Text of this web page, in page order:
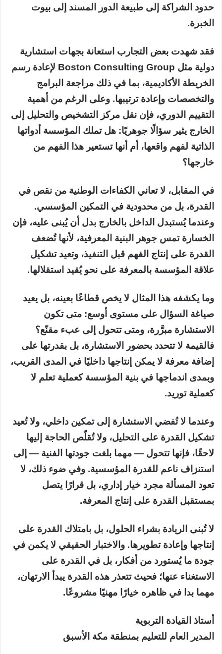
حدود الشراكة إلى طبيعة الدور المسند إلى بيوت
الخبرة.
فقد شهدت بعض التجارب استعانة بجهات استشارية
دولية مثل Boston Consulting Group لإعادة رسم
الخريطة الأكاديمية، بما في ذلك مراجعة البرامج
والتخصصات وإعادة ترتيبها. وعلى الرغم من أهمية
التقييم الدوري، فإن نقل مركز التشخيص والتحليل إلى
الخارج يثير سؤالًا جوهريًا: هل تملك المؤسسة أدواتها
الذاتية لفهم واقعها، أم أنها تستعير هذا الفهم من
خارجها؟
في المقابل، لا تعاني الكفاءات الوطنية من نقص في
القدرة، بل من محدودية في التمكين المؤسسي.
وعندما يُستبدل الداخل بالخارج بدل أن يُبنى عليه، فإن
الخسارة تمس جوهر البنية المعرفية، لأنها تُضعف
القدرة على إنتاج الفهم قبل التنفيذ، وتعيد تشكيل
علاقة المؤسسة بالمعرفة على نحو يُقيد استقلالها.
وما يكشفه هذا المثال لا يخص قطاعًا بعينه، بل يعيد
صياغة السؤال على مستوى أوسع: متى تكون
الاستشارة مبرَّرة، ومتى تتحول إلى عبء مقنّع؟
فالقيمة لا تتحدد بحضور الاستشارة، بل بقدرتها على
إضافة معرفة لا يمكن إنتاجها داخليًا في المدى القريب،
وبمدى اندماجها في بنية المؤسسة كعملية تعلم لا
كعملية توريد.
وعندما لا تُفضي الاستشارة إلى تمكين داخلي، ولا تُعيد
تشكيل القدرة على التحليل، ولا تُقلّص الحاجة إليها
لاحقًا، فإنها تتحول — مهما بلغت جودتها الفنية — إلى
استنزاف ناعم للقدرة المؤسسية. وفي ضوء ذلك، لا
تعود المسألة مجرد خيار إداري، بل قرارًا يتصل
بمستقبل القدرة على إنتاج المعرفة.
لا تُبنى الريادة بشراء الحلول، بل بامتلاك القدرة على
إنتاجها وإعادة تطويرها. والاختبار الحقيقي لا يكمن في
جودة ما يُستورد من أفكار، بل في القدرة على
الاستغناء عنها؛ فحيث تتعذر هذه القدرة يبدأ الارتهان،
مهما بدا في ظاهره خيارًا مهنيًا مشروعًا.
أستاذ القيادة التربوية
المدير العام للتعليم بمنطقة مكة الأسبق